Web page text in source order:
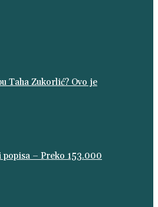
Taha Zukorlić? Ovo je
– Preko 153.000